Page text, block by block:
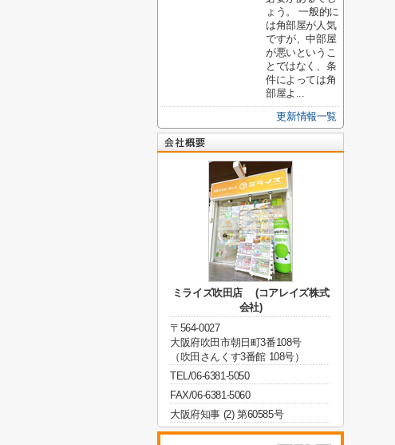
ょう。 一般的に
は角部屋が人気
ですが、中部屋
が悪いというこ
とではなく、条
件によっては角
部屋よ...
更新情報一覧
ミライズ吹田店 (コアレイズ株式
会社)
〒564-0027
大阪府吹田市朝日町3番108号
（吹田さんくす3番館 108号）
TEL/06-6381-5050
FAX/06-6381-5060
大阪府知事 (2) 第60585号